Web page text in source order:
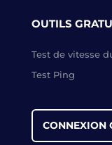
OUTILS
Test de vitesse
Test Ping
CONNEXION